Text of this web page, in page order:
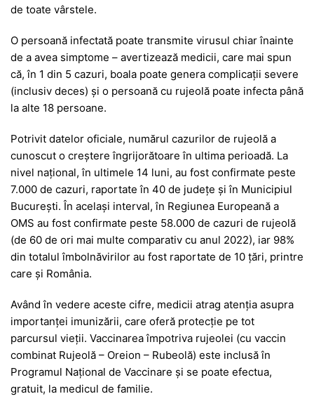
de toate vârstele.
O persoană infectată poate transmite virusul chiar înainte
de a avea simptome – avertizează medicii, care mai spun
că, în 1 din 5 cazuri, boala poate genera complicații severe
(inclusiv deces) și o persoană cu rujeolă poate infecta până
la alte 18 persoane.
Potrivit datelor oficiale, numărul cazurilor de rujeolă a
cunoscut o creștere îngrijorătoare în ultima perioadă. La
nivel național, în ultimele 14 luni, au fost confirmate peste
7.000 de cazuri, raportate în 40 de județe și în Municipiul
București. În același interval, în Regiunea Europeană a
OMS au fost confirmate peste 58.000 de cazuri de rujeolă
(de 60 de ori mai multe comparativ cu anul 2022), iar 98%
din totalul îmbolnăvirilor au fost raportate de 10 țări, printre
care și România.
Având în vedere aceste cifre, medicii atrag atenția asupra
importanței imunizării, care oferă protecție pe tot
parcursul vieții. Vaccinarea împotriva rujeolei (cu vaccin
combinat Rujeolă – Oreion – Rubeolă) este inclusă în
Programul Național de Vaccinare și se poate efectua,
gratuit, la medicul de familie.